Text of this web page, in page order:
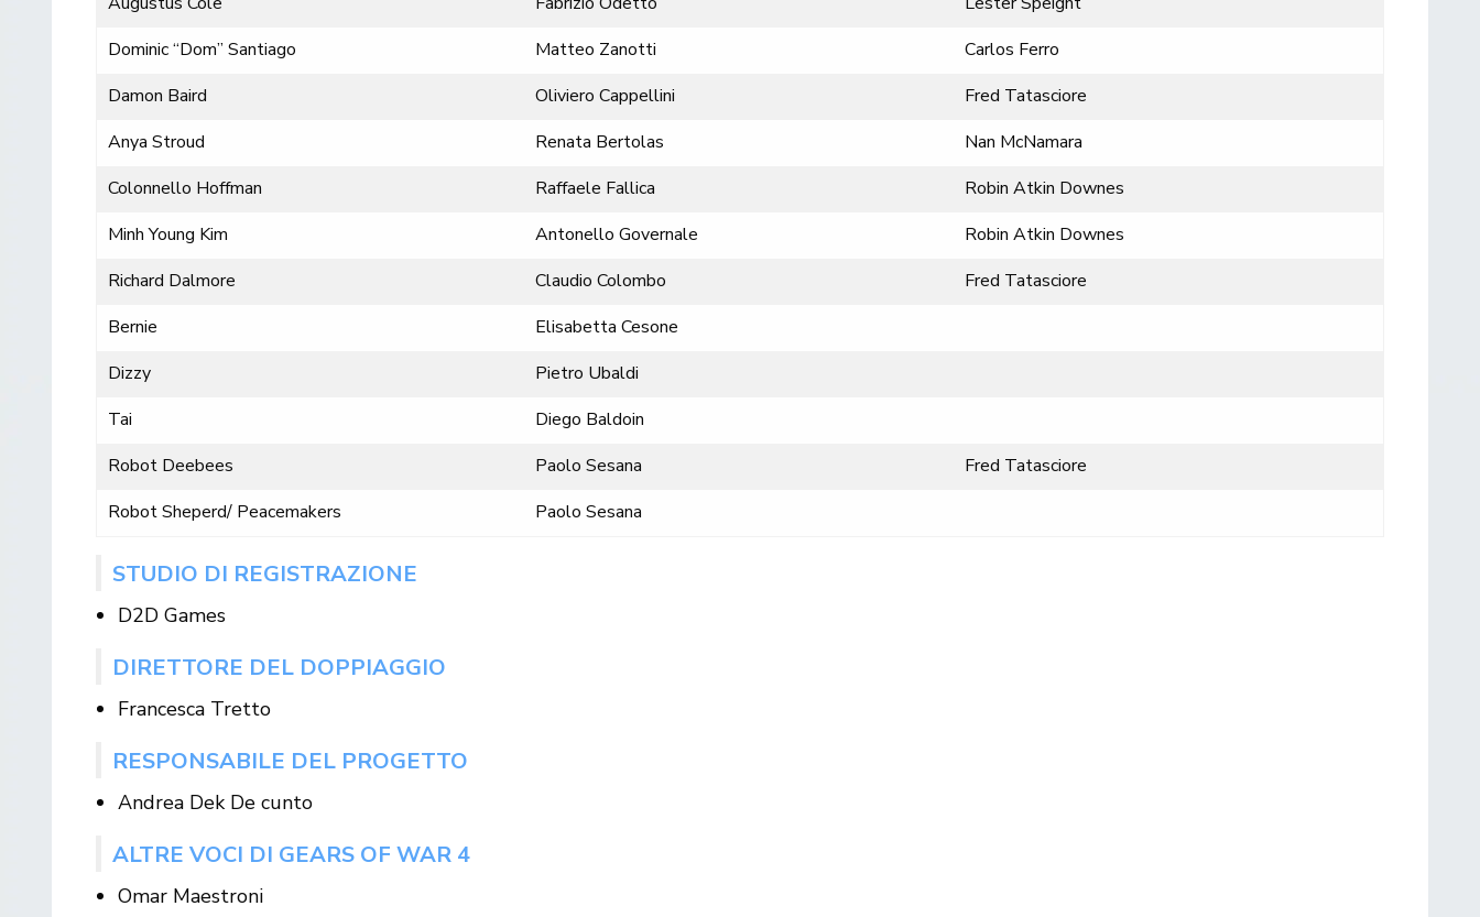
Dominic “Dom” Santiago
Matteo Zanotti
Carlos Ferro
Damon Baird
Oliviero Cappellini
Fred Tatasciore
Anya Stroud
Renata Bertolas
Nan McNamara
Colonnello Hoffman
Raffaele Fallica
Robin Atkin Downes
Minh Young Kim
Antonello Governale
Robin Atkin Downes
Richard Dalmore
Claudio Colombo
Fred Tatasciore
Bernie
Elisabetta Cesone
Dizzy
Pietro Ubaldi
Tai
Diego Baldoin
Robot Deebees
Paolo Sesana
Fred Tatasciore
Robot Sheperd/ Peacemakers
Paolo Sesana
STUDIO DI REGISTRAZIONE
D2D Games
DIRETTORE DEL DOPPIAGGIO
Francesca Tretto
RESPONSABILE DEL PROGETTO
Andrea Dek De cunto
ALTRE VOCI DI GEARS OF WAR 4
Omar Maestroni